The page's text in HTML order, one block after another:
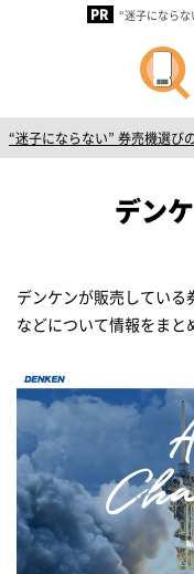
“迷子になら
“迷子にならない” 券売機選び
デン
デンケンが販売している
などについて情報をまと